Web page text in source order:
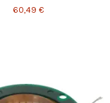
60,49 €